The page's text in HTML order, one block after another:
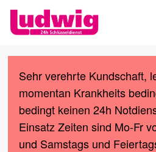
Skip
content
Sehr verehrte Kundschaft,
momentan Krankheits
bedingt keinen 24h
Einsatz Zeiten sind Mo-Fr
und Samstags und